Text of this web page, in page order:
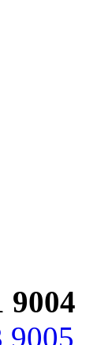
9004
9005